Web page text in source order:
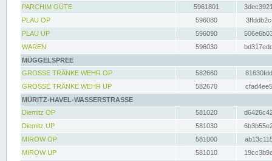
PARCHIM GÜTE
5961801
PLAU OP
596080
PLAU UP
596090
WAREN
596030
MÜGGELSPREE
GROSSE TRÄNKE WEHR OP
582660
GROSSE TRÄNKE WEHR UP
582670
MÜRITZ-HAVEL-WASSERSTRASSE
Diemitz OP
581020
Diemitz UP
581030
MIROW OP
581000
MIROW UP
581010